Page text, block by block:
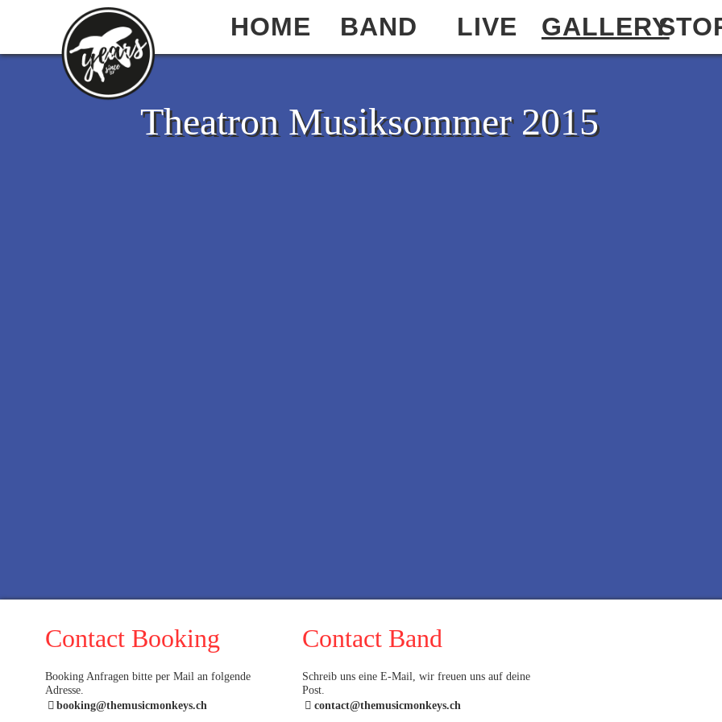
HOME BAND LIVE GALLERY
Theatron Musiksommer 2015
Contact Booking
Booking Anfragen bitte per Mail an folgende
Adresse.
booking@themusicmonkeys.ch
Contact Band
Schreib uns eine E-Mail, wir freuen uns auf deine
Post.
contact@themusicmonkeys.ch